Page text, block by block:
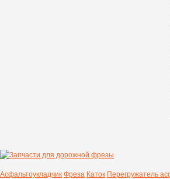
Асфальтоукладчик Фреза Каток Перегружатель